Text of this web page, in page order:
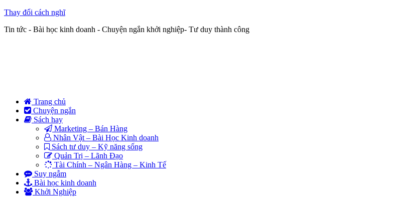
Thay đổi cách nghĩ
Tin tức - Bài học kinh doanh - Chuyện ngắn khởi nghiệp- Tư duy thành công
Trang chủ
Chuyện ngắn
Sách hay
Marketing – Bán Hàng
Nhân Vật – Bài Học Kinh doanh
Sách tư duy – Kỹ năng sống
Quản Trị – Lãnh Đạo
Tài Chính – Ngân Hàng – Kinh Tế
Suy ngẫm
Bài học kinh doanh
Khởi Nghiệp